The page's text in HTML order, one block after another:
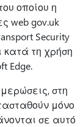
οποίου η
web gov.uk
Security
κατά τη χρήση
Edge.
στη
μόνο
σε αυτό